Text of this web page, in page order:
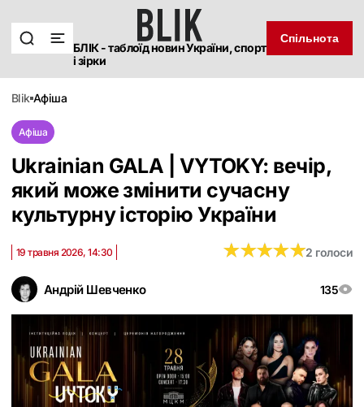
БЛІК - таблоїд новин України, спорт
і зірки
Спільнота
blik афіша
Афіша
Ukrainian GALA | VYTOKY: вечір,
який може змінити сучасну
культурну історію України
Андрій Шевченко 135
19 травня 2026, 14:30 ★★★★★
★★★★★2 голоси